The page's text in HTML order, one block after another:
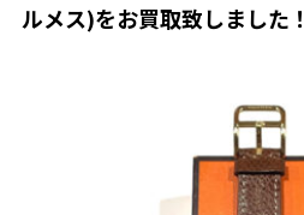
ルメス)をお買取致しました！